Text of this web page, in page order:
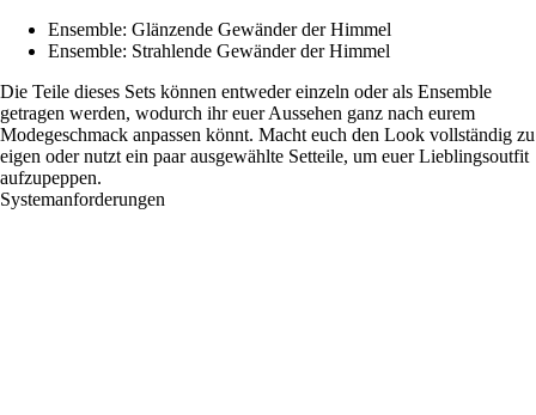
Ensemble: Glänzende Gewänder der Himmel
Ensemble: Strahlende Gewänder der Himmel
Die Teile dieses Sets können entweder einzeln oder als Ensemble
getragen werden, wodurch ihr euer Aussehen ganz nach eurem
Modegeschmack anpassen könnt. Macht euch den Look vollständig zu
eigen oder nutzt ein paar ausgewählte Setteile, um euer Lieblingsoutfit
aufzupeppen.
Systemanforderungen